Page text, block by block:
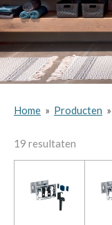
Home » Producten »
19 resultaten